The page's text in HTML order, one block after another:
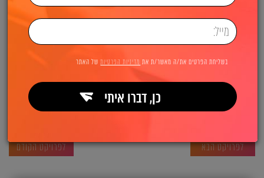
ושות'
קישור לאתר: http://www.mach-law.co.il
לפרויקט הבא לפרויקט הקודם
בשליחת הפרטים את/ה מאשר/ת את מדיניות הפרטיותשל האתר
כן, דברו איתי